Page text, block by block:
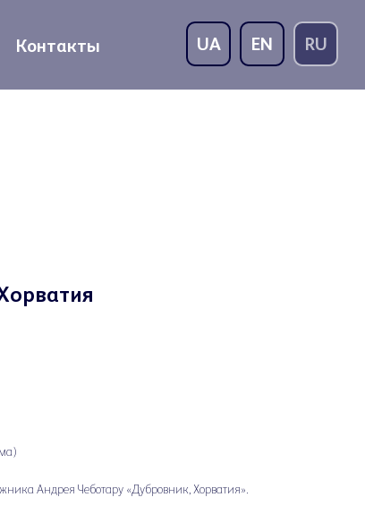
EN RU
UA
Контакты
Андрея Чеботару «Дубровник, Хорватия».